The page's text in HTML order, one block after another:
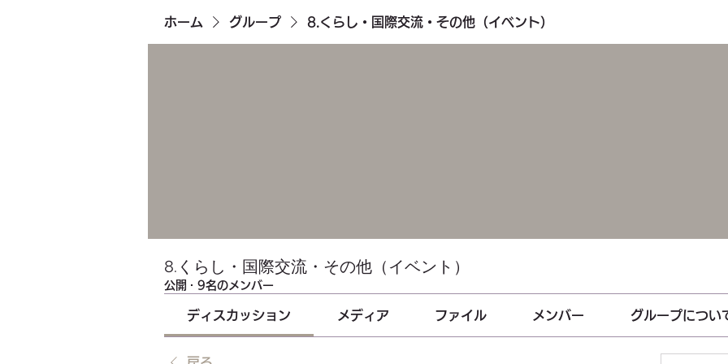
ホーム グループ 8.くらし・国際交流・その他（イベント）
8.くらし・国際交流・その他（イベント）
公開 · 9名のメンバー
ディスカッション メディア ファイル メンバー グループについ